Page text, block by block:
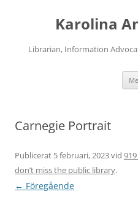
Karolina
Librarian, Information
Carnegie Portrait
Publicerat 5 februari, 2023vid
don’t miss the public library.
← Föregående